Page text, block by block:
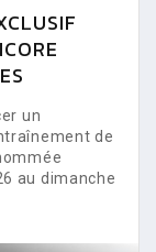
un
de
au dimanche